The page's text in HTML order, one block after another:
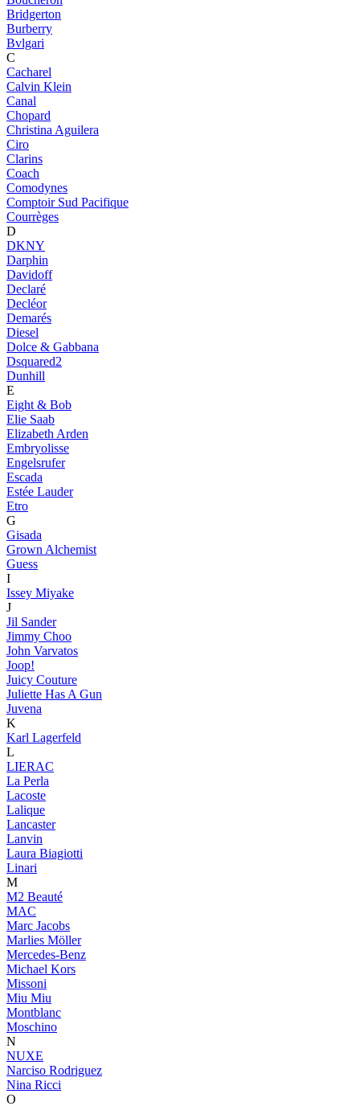
Bridgerton
Burberry
Bvlgari
C
Cacharel
Calvin Klein
Canal
Chopard
Christina Aguilera
Ciro
Clarins
Coach
Comodynes
Comptoir Sud Pacifique
Courrèges
D
DKNY
Darphin
Davidoff
Declaré
Decléor
Demarés
Diesel
Dolce & Gabbana
Dsquared2
Dunhill
E
Eight & Bob
Elie Saab
Elizabeth Arden
Embryolisse
Engelsrufer
Escada
Estée Lauder
Etro
G
Gisada
Grown Alchemist
Guess
I
Issey Miyake
J
Jil Sander
Jimmy Choo
John Varvatos
Joop!
Juicy Couture
Juliette Has A Gun
Juvena
K
Karl Lagerfeld
L
LIERAC
La Perla
Lacoste
Lalique
Lancaster
Lanvin
Laura Biagiotti
Linari
M
M2 Beauté
MAC
Marc Jacobs
Marlies Möller
Mercedes-Benz
Michael Kors
Missoni
Miu Miu
Montblanc
Moschino
N
NUXE
Narciso Rodriguez
Nina Ricci
O